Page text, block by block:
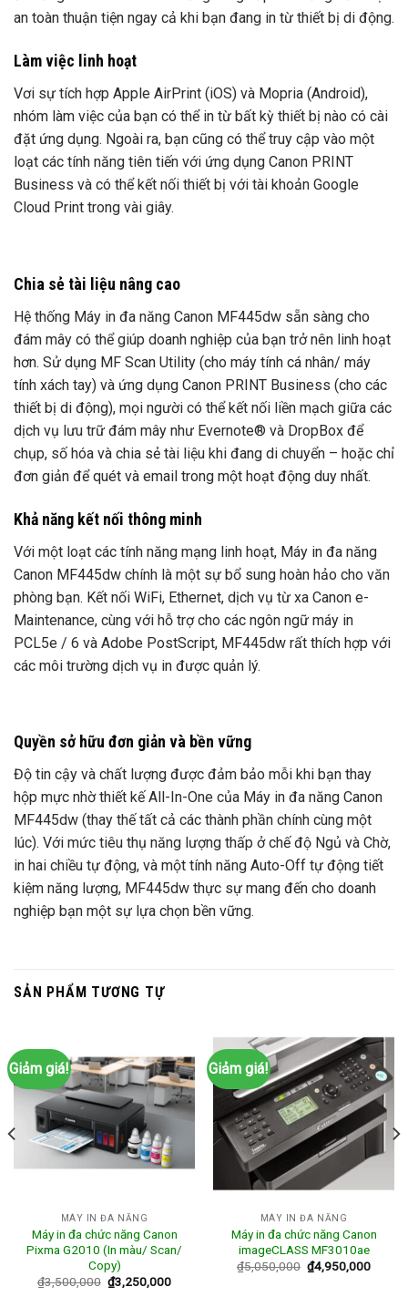
an toàn thuận tiện ngay cả khi bạn đang in từ thiết bị di động.
Làm việc linh hoạt
Vơi sự tích hợp Apple AirPrint (iOS) và Mopria (Android),
nhóm làm việc của bạn có thể in từ bất kỳ thiết bị nào có cài
đặt ứng dụng. Ngoài ra, bạn cũng có thể truy cập vào một
loạt các tính năng tiên tiến với ứng dụng Canon PRINT
Business và có thể kết nối thiết bị với tài khoản Google
Cloud Print trong vài giây.
Chia sẻ tài liệu nâng cao
Hệ thống Máy in đa năng Canon MF445dw sẵn sàng cho
đám mây có thể giúp doanh nghiệp của bạn trở nên linh hoạt
hơn. Sử dụng MF Scan Utility (cho máy tính cá nhân/ máy
tính xách tay) và ứng dụng Canon PRINT Business (cho các
thiết bị di động), mọi người có thể kết nối liền mạch giữa các
dịch vụ lưu trữ đám mây như Evernote® và DropBox để
chụp, số hóa và chia sẻ tài liệu khi đang di chuyển – hoặc chỉ
đơn giản để quét và email trong một hoạt động duy nhất.
Khả năng kết nối thông minh
Với một loạt các tính năng mạng linh hoạt, Máy in đa năng
Canon MF445dw chính là một sự bổ sung hoàn hảo cho văn
phòng bạn. Kết nối WiFi, Ethernet, dịch vụ từ xa Canon e-
Maintenance, cùng với hỗ trợ cho các ngôn ngữ máy in
PCL5e / 6 và Adobe PostScript, MF445dw rất thích hợp với
các môi trường dịch vụ in được quản lý.
Quyền sở hữu đơn giản và bền vững
Độ tin cậy và chất lượng được đảm bảo mỗi khi bạn thay
hộp mực nhờ thiết kế All-In-One của Máy in đa năng Canon
MF445dw (thay thế tất cả các thành phần chính cùng một
lúc). Với mức tiêu thụ năng lượng thấp ở chế độ Ngủ và Chờ,
in hai chiều tự động, và một tính năng Auto-Off tự động tiết
kiệm năng lượng, MF445dw thực sự mang đến cho doanh
nghiệp bạn một sự lựa chọn bền vững.
SẢN PHẨM TƯƠNG TỰ
Giảm giá!
MÁY IN ĐA NĂNG
Máy in đa chức năng Canon
Pixma G2010 (In màu/ Scan/
Copy)
₫3,500,000 ₫3,250,000
Giảm giá!
MÁY IN ĐA NĂNG
Máy in đa chức năng Canon
imageCLASS MF3010ae
₫5,050,000 ₫4,950,000